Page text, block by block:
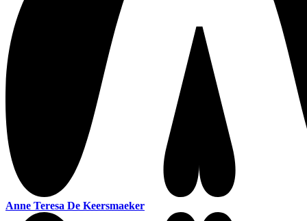
Anne Teresa De Keersmaeker